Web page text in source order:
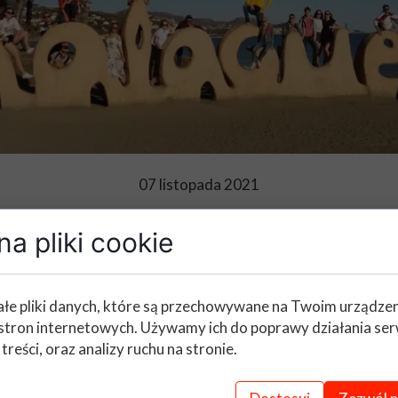
07 listopada 2021
we wspaniałej atmosferze przy pięknej i
historię tych miast oraz zachwycali się
poznawanie zabytków oraz
pliki cookie
pliki danych, które są przechowywane na Twoim
internetowych. Używamy ich do poprawy działania
oraz analizy ruchu na stronie.